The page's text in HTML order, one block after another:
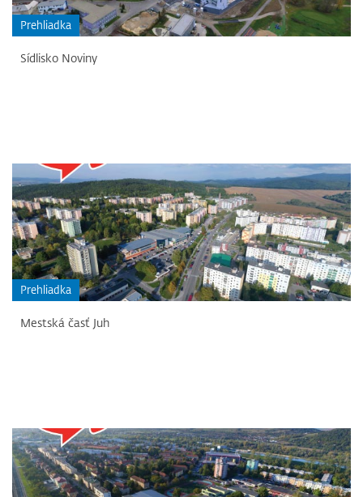
Prehliadka
Sídlisko Noviny
Prehliadka
Mestská časť Juh